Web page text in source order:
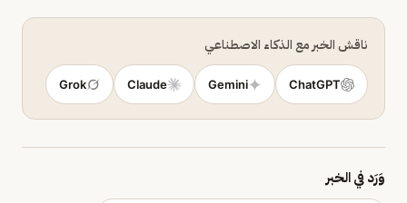
ناقش الخبر مع الذكاء الاصطناعي
ChatGPT
Gemini
Claude
Grok
وَرَد في الخبر